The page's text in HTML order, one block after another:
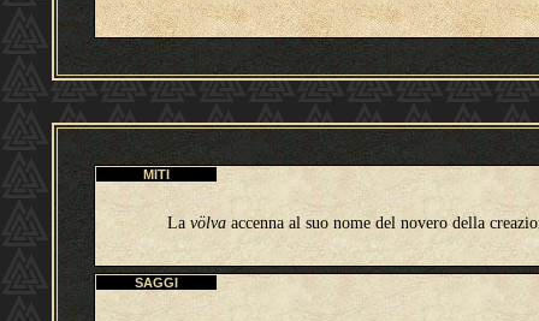
MITI
La völva accenna al suo nome del novero della
SAGGI